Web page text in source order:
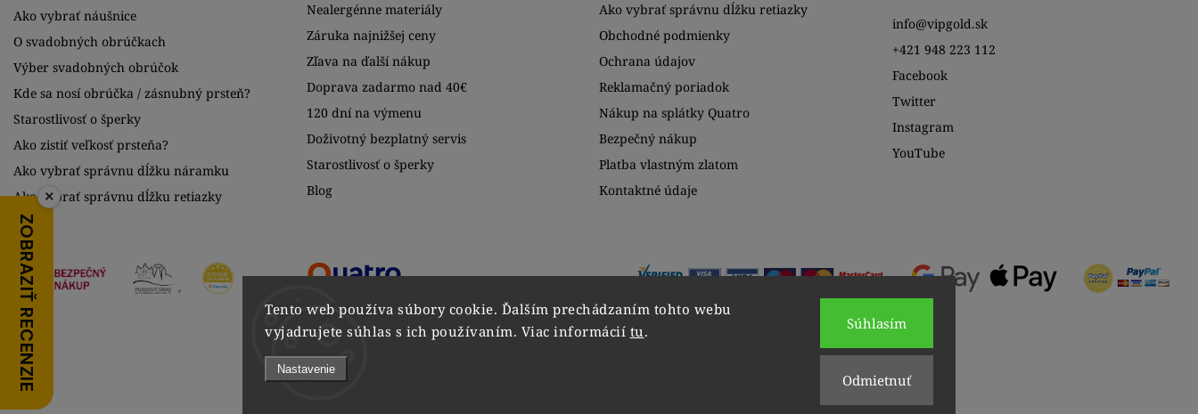
Tento web používa súbory cookie. Ďalším prechádzaním tohto webu
vyjadrujete súhlas s ich používaním. Viac informácií tu.
Nastavenie
Odmietnuť
Súhlasím
Ako vybrať náušnice
O svadobných obrúčkach
Výber svadobných obrúčok
Kde sa nosí obrúčka / zásnubný prsteň?
Starostlivosť o šperky
Ako zistiť veľkosť prsteňa?
Ako vybrať správnu dĺžku náramku
Ako vybrať správnu dĺžku retiazky
Nealergénne materiály
Záruka najnižšej ceny
Zľava na ďalší nákup
Doprava zadarmo nad 40€
120 dní na výmenu
Doživotný bezplatný servis
Starostlivosť o šperky
Blog
Ako vybrať správnu dĺžku retiazky
Obchodné podmienky
Ochrana údajov
Reklamačný poriadok
Nákup na splátky Quatro
Bezpečný nákup
Platba vlastným zlatom
Kontaktné údaje
info@vipgold.sk
+421 948 223 112
Facebook
Twitter
Instagram
YouTube
ZOBRAZIŤ RECENZIE
×